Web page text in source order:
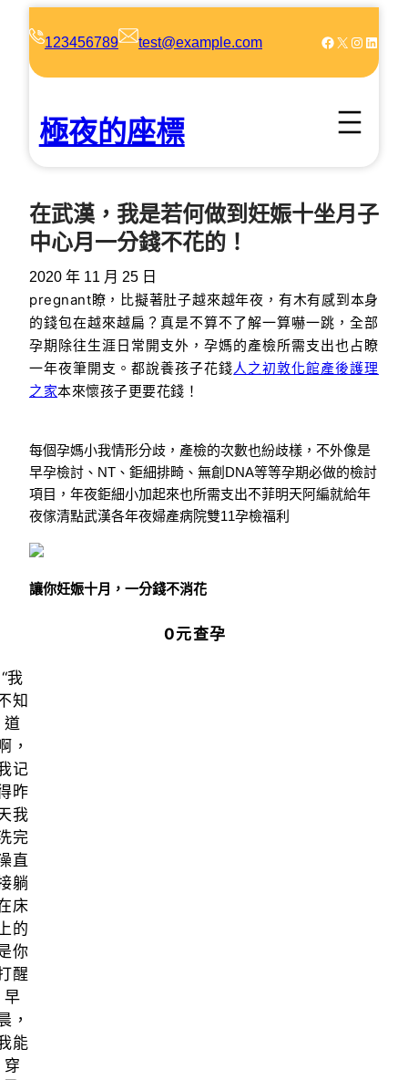
123456789 test@example.com Facebook X Instagram LinkedIn
極夜的座標
在武漢，我是若何做到妊娠十坐月子
中心月一分錢不花的！
2020 年 11 月 25 日
pregnant瞭，比擬著肚子越來越年夜， 有木有感到本身
的錢包在越來越扁？真是不算不了解一算嚇一跳，全部
孕期除往生涯日常開支外，孕媽的產檢所需支出也占瞭
一年夜筆開支。都說養孩子花錢人之初敦化館產後護理
之家本來懷孩子更要花錢！
每個孕媽小我情形分歧， 產檢的次數也紛歧樣， 不外像是
早孕檢討、 NT、鉅細排畸、 無創DNA等等孕期必做的檢討
項目， 年夜鉅細小加起來也所需支出不菲明天阿編就給年
夜傢清點武漢各年夜婦產病院雙11孕檢福利
讓你妊娠十月，一分錢不消花
0元查孕
“我
知
道
，
记
昨
我
完
直
躺
床
的
你
醒
早
，
能
穿